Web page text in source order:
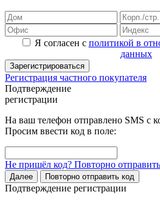
Я согласен с политикой в
данных
Зарегистрироваться
Регистрация частного покупателя
Подтверждение
регистрации
На ваш телефон отправлено SMS с
Просим ввести код в поле:
Не пришёл код? Повторно
Далее Повторно отправить код
Подтверждение регистрации